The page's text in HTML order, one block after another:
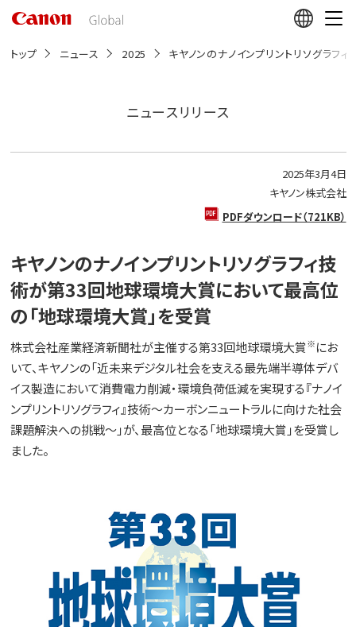
動
トップ ニュース 2025 キヤノンのナノインプリントリソグラ
ニュースリリース
2025年3月4日
キヤノン株式会社
PDFダウンロード（721KB）
キヤノンのナノインプリントリソグラフィ技
術が第33回地球環境大賞において最高位
の「地球環境大賞」を受賞
株式会社産業経済新聞社が主催する第33回地球環境大賞※にお
いて、キヤノンの「近未来デジタル社会を支える最先端半導体デバ
イス製造において消費電力削減・環境負荷低減を実現する『ナノイ
ンプリントリソグラフィ』技術～カーボンニュートラルに向けた社会
課題解決への挑戦～」が、最高位となる「地球環境大賞」を受賞し
ました。